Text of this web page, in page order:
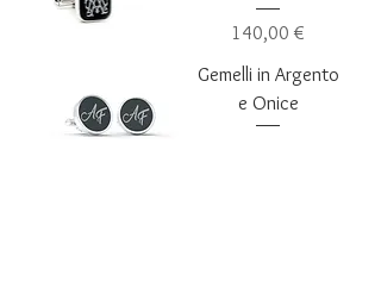
Prezzo
140,00 €
Gemelli in Argento
e Onice